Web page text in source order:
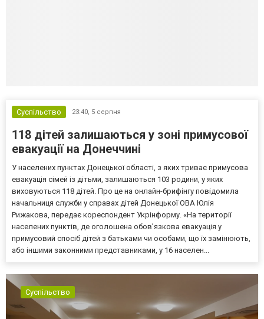
Суспільство 23:40, 5 серпня
118 дітей залишаються у зоні примусової
евакуації на Донеччині
У населених пунктах Донецької області, з яких триває примусова
евакуація сімей із дітьми, залишаються 103 родини, у яких
виховуються 118 дітей. Про це на онлайн-брифінгу повідомила
начальниця служби у справах дітей Донецької ОВА Юлія
Рижакова, передає кореспондент Укрінформу. «На території
населених пунктів, де оголошена обов’язкова евакуація у
примусовий спосіб дітей з батьками чи особами, що їх замінюють,
або іншими законними представниками, у 16 населен...
Суспільство